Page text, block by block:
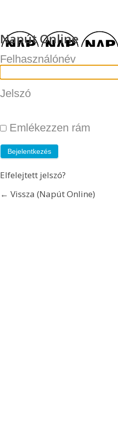
Napút Online
Felhasználónév
Jelszó
Emlékezzen rám
Elfelejtett jelszó?
← Vissza (Napút Online)